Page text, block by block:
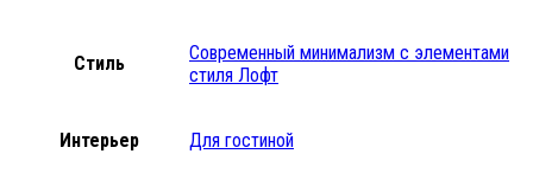
Стиль
Современный минимализм с элементами
стиля Лофт
Интерьер Для гостиной